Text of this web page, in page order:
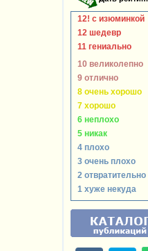
12! с изюминкой
12 шедевр
11 гениально
10 великолепно
9 отлично
8 очень хорошо
7 хорошо
6 неплохо
5 никак
4 плохо
3 очень плохо
2 отвратительно
1 хуже некуда